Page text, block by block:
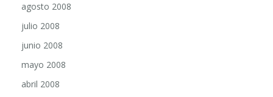
agosto 2008
julio 2008
junio 2008
mayo 2008
abril 2008